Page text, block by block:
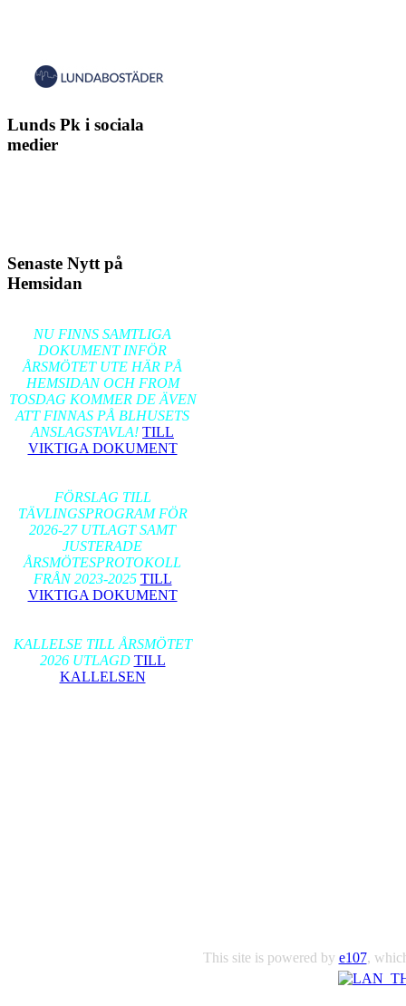
Lunds Pk i sociala
medier
Senaste Nytt på
Hemsidan
NU FINNS SAMTLIGA
DOKUMENT INFÖR
ÅRSMÖTET UTE HÄR PÅ
HEMSIDAN OCH FROM
TOSDAG KOMMER DE ÄVEN
ATT FINNAS PÅ BLHUSETS
ANSLAGSTAVLA! TILL
VIKTIGA DOKUMENT
FÖRSLAG TILL
TÄVLINGSPROGRAM FÖR
2026-27 UTLAGT SAMT
JUSTERADE
ÅRSMÖTESPROTOKOLL
FRÅN 2023-2025 TILL
VIKTIGA DOKUMENT
KALLELSE TILL ÅRSMÖTET
2026 UTLAGD TILL
KALLELSEN
This site is powered by e107,